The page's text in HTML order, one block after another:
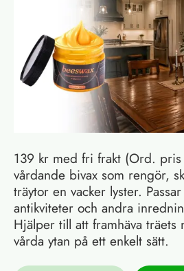
139 kr med fri frakt (Ord.
vårdande bivax som rengör,
träytor en vacker lyster.
antikviteter och andra
Hjälper till att framhäva
vårda ytan på ett enkelt sätt.